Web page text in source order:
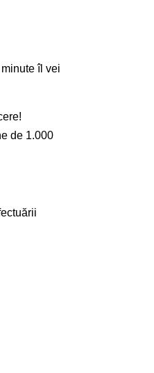
îl vei
de 1.000